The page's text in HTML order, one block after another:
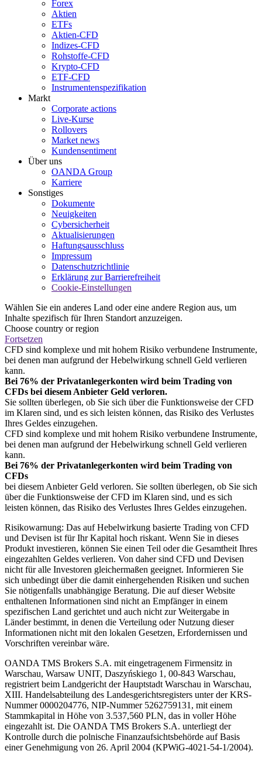
Forex
Aktien
ETFs
Aktien-CFD
Indizes-CFD
Rohstoffe-CFD
Krypto-CFD
ETF-CFD
Instrumentenspezifikation
Markt
Corporate actions
Live-Kurse
Rollovers
Market news
Kundensentiment
Über uns
OANDA Group
Karriere
Sonstiges
Dokumente
Neuigkeiten
Cybersicherheit
Aktualisierungen
Haftungsausschluss
Impressum
Datenschutzrichtlinie
Erklärung zur Barrierefreiheit
Cookie-Einstellungen
Wählen Sie ein anderes Land oder eine andere Region aus, um
Inhalte spezifisch für Ihren Standort anzuzeigen.
Choose country or region
Fortsetzen
CFD sind komplexe und mit hohem Risiko verbundene Instrumente,
bei denen man aufgrund der Hebelwirkung schnell Geld verlieren
kann.
Bei 76% der Privatanlegerkonten wird beim Trading von
CFDs bei diesem Anbieter Geld verloren.
Sie sollten überlegen, ob Sie sich über die Funktionsweise der CFD
im Klaren sind, und es sich leisten können, das Risiko des Verlustes
Ihres Geldes einzugehen.
CFD sind komplexe und mit hohem Risiko verbundene Instrumente,
bei denen man aufgrund der Hebelwirkung schnell Geld verlieren
kann.
Bei 76% der Privatanlegerkonten wird beim Trading von
CFDs
bei diesem Anbieter Geld verloren. Sie sollten überlegen, ob Sie sich
über die Funktionsweise der CFD im Klaren sind, und es sich
leisten können, das Risiko des Verlustes Ihres Geldes einzugehen.
Risikowarnung: Das auf Hebelwirkung basierte Trading von CFD
und Devisen ist für Ihr Kapital hoch riskant. Wenn Sie in dieses
Produkt investieren, können Sie einen Teil oder die Gesamtheit Ihres
eingezahlten Geldes verlieren. Von daher sind CFD und Devisen
nicht für alle Investoren gleichermaßen geeignet. Informieren Sie
sich unbedingt über die damit einhergehenden Risiken und suchen
Sie nötigenfalls unabhängige Beratung. Die auf dieser Website
enthaltenen Informationen sind nicht an Empfänger in einem
spezifischen Land gerichtet und auch nicht zur Weitergabe in
Länder bestimmt, in denen die Verteilung oder Nutzung dieser
Informationen nicht mit den lokalen Gesetzen, Erfordernissen und
Vorschriften vereinbar wäre.
OANDA TMS Brokers S.A. mit eingetragenem Firmensitz in
Warschau, Warsaw UNIT, Daszyńskiego 1, 00-843 Warschau,
registriert beim Landgericht der Hauptstadt Warschau in Warschau,
XIII. Handelsabteilung des Landesgerichtsregisters unter der KRS-
Nummer 0000204776, NIP-Nummer 5262759131, mit einem
Stammkapital in Höhe von 3.537,560 PLN, das in voller Höhe
eingezahlt ist. Die OANDA TMS Brokers S.A. unterliegt der
Kontrolle durch die polnische Finanzaufsichtsbehörde auf Basis
einer Genehmigung von 26. April 2004 (KPWiG-4021-54-1/2004).